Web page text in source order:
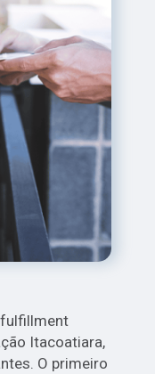
fulfillment
Itacoatiara,
O primeiro